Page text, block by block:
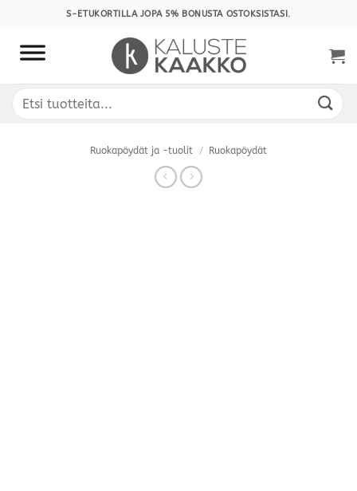
content
S-ETUKORTILLA JOPA 5% BONUSTA OSTOKSISTASI.
Etsi:
Ruokapöydät ja -tuolit / Ruokapöydät